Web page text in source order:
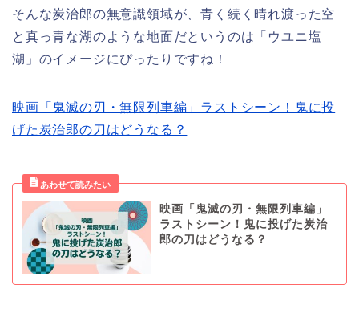
そんな炭治郎の無意識領域が、青く続く晴れ渡った空
と真っ青な湖のような地面だというのは「ウユニ塩
湖」のイメージにぴったりですね！
映画「鬼滅の刃・無限列車編」ラストシーン！鬼に投
げた炭治郎の刀はどうなる？
映画「鬼滅の刃・無限列車編」
ラストシーン！鬼に投げた炭治
郎の刀はどうなる？